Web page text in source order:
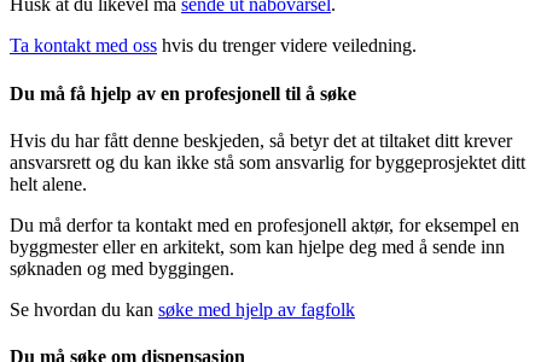
Husk at du likevel må sende ut nabovarsel.
Ta kontakt med oss hvis du trenger videre veiledning.
Du må få hjelp av en profesjonell til å søke
Hvis du har fått denne beskjeden, så betyr det at tiltaket ditt krever
ansvarsrett og du kan ikke stå som ansvarlig for byggeprosjektet ditt
helt alene.
Du må derfor ta kontakt med en profesjonell aktør, for eksempel en
byggmester eller en arkitekt, som kan hjelpe deg med å sende inn
søknaden og med byggingen.
Se hvordan du kan søke med hjelp av fagfolk
Du må søke om dispensasjon